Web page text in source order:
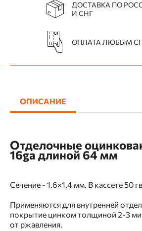
ДОСТАВКА ПО
И СНГ
ОПЛАТА ЛЮБЫМ
ОПИСАНИЕ
Отделочные
16ga длиной 64 мм
Сечение - 1.6×1.4 мм. В кассете 50
Применяются для внутренней
покрытие цинком толщиной 2-3
от ржавления.